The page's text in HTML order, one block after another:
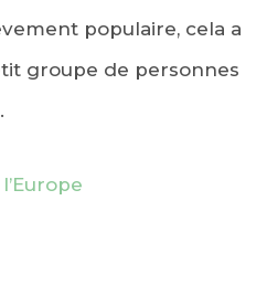
populaire, cela a
groupe de personnes